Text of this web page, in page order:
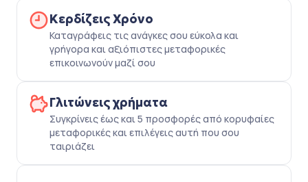
Κερδίζεις Χρόνο
Καταγράφεις τις ανάγκες σου εύκολα και
γρήγορα και αξιόπιστες μεταφορικές
επικοινωνούν μαζί σου
Γλιτώνεις χρήματα
Συγκρίνεις έως και 5 προσφορές από κορυφαίες
μεταφορικές και επιλέγεις αυτή που σου
ταιριάζει